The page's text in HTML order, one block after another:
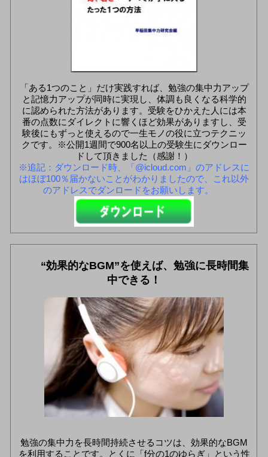
「ある1つのこと」だけ実践すれば、勉強の集中力アップ
と記憶力アップが同時に実現し、体調も良くなる科学的
に認められた方法があります。受験をひかえた人には本
番の点数にダイレクトに響くほど効果がありますし、受
験後にもずっと使えるので一生モノの役に立つテクニッ
クです。※公開1週間で900名以上の受験生にダウンロー
ドして頂きました（感謝！）
※追記：ダウンロード時、「@icloud.com」のアドレスに
はほぼ100％届かないことがわかりましたので、これ以外
のアドレスでダンロードをお願いします。
“効果的なBGM”を使えば、勉強に長時間集
中できる！
勉強の集中力を長時間持続させるコツは、効果的なBGM
を利用することです。とくに「f分の1のゆらぎ」という性